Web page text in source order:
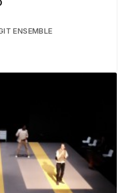
ENSEMBLE